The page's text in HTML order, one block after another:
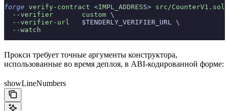
forge verify-contract <IMPL_ADDRESS> src/
  --verifier
       custom
\
  --verifier-url
   $TENDERLY_VERIFIER_URL
\
  --watch
Прокси требует точные аргументы конструктора,
использованные во время деплоя, в ABI-кодированной форме:
showLineNumbers